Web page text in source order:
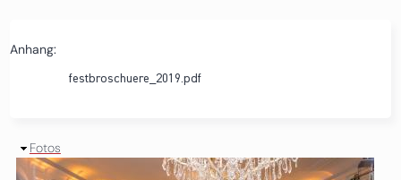
Anhang:
festbroschuere_2019.pdf
Ausblenden
Fotos